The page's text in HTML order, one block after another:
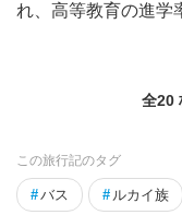
れ、高等教育の進学
全20
この旅行記のタグ
#バス # ルカイ族